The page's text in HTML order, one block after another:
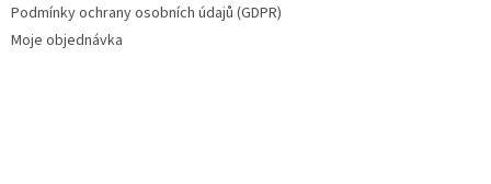
Podmínky ochrany osobních údajů (GDPR)
Moje objednávka